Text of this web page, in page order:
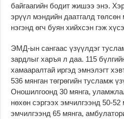
байгаагийн бодит жишээ энэ.
эрүүл мэндийн даатгалд төлсөн
нэгэнд өгч буян хийхсэн гэж
ЭМД-ын сангаас үзүүлдэг
зардлыг харъя л даа. 115
хамааралтай иргэд эмнэлэгт
536 мянган төгрөгийн тусламж
Оношилгоонд 30 мянга,
нөхөн сэргээх эмчилгээнд 50-52
эмчилгээнд 65 мянга,